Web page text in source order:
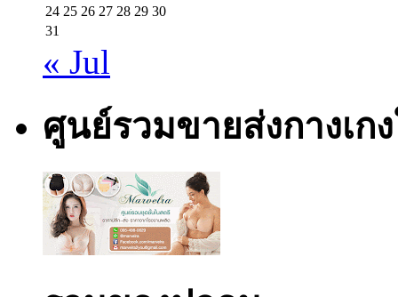
24 25 26 27 28 29 30
31
« Jul
ศูนย์รวมขายส่งกางเก